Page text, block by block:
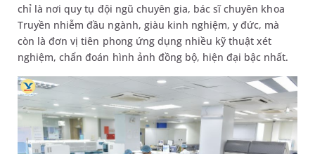
chỉ là nơi quy tụ đội ngũ chuyên gia, bác sĩ chuyên khoa
Truyền nhiễm đầu ngành, giàu kinh nghiệm, y đức, mà
còn là đơn vị tiên phong ứng dụng nhiều kỹ thuật xét
nghiệm, chẩn đoán hình ảnh đồng bộ, hiện đại bậc nhất.